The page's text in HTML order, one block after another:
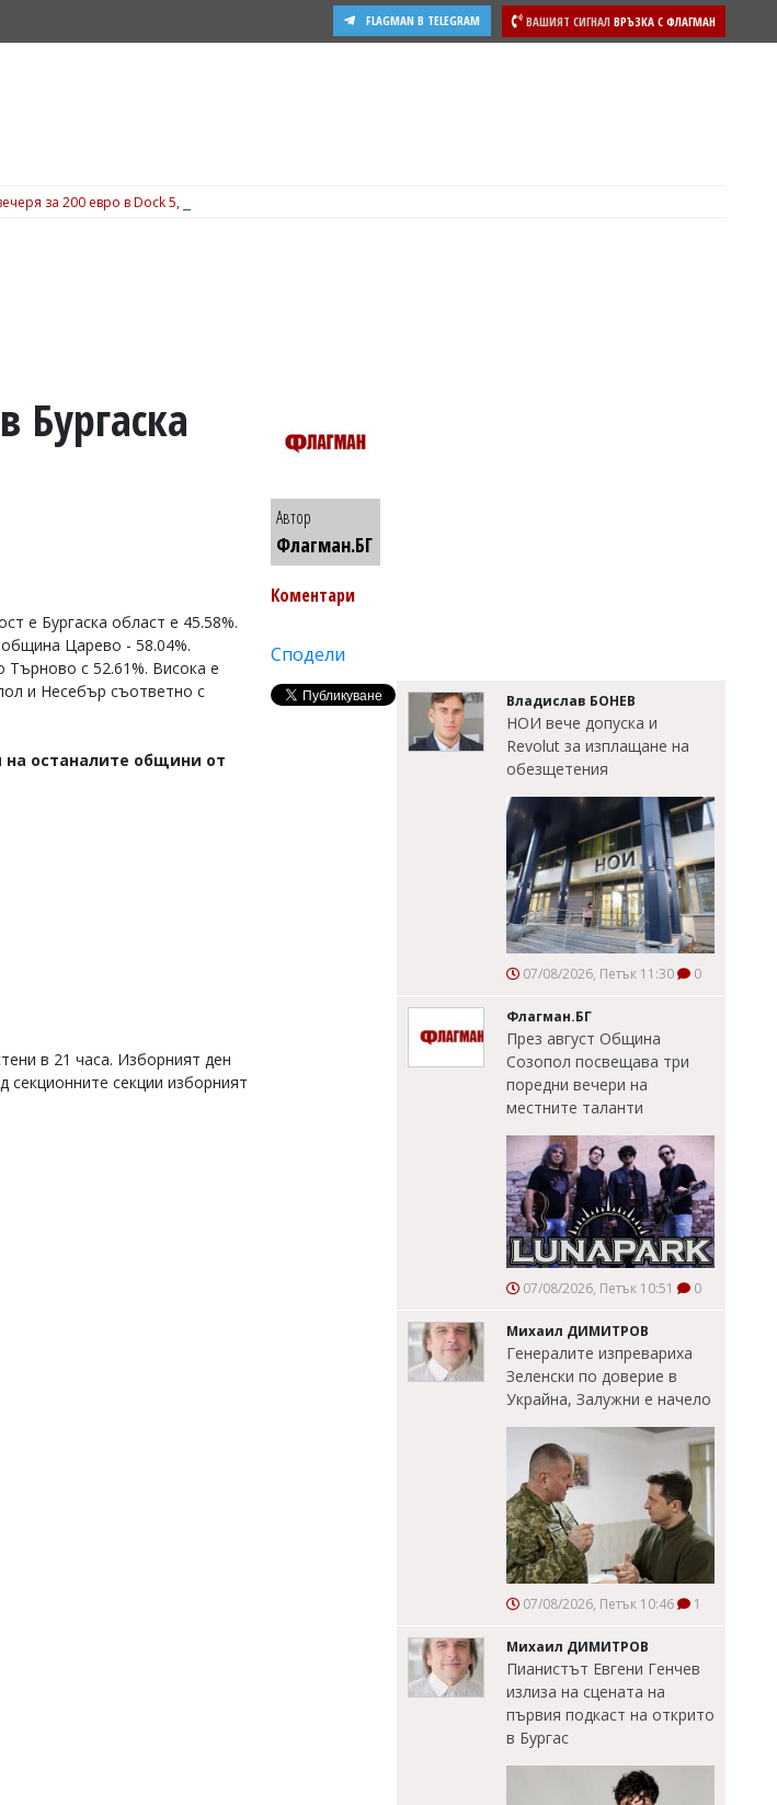
ВАШИЯТ СИГНАЛ ВРЪЗКА С ФЛАГМАН
FLAGMAN В TELEGRAM
за 200 евро в Dock 5, вижте подробности
Бургаска
е Бургаска област е 45.58%.
Царево - 58.04%.
с 52.61%. Висока е
и Несебър съответно с
на останалите общини от
в 21 часа. Изборният ден
секции изборният
Автор
Флагман.БГ
Коментари
Сподели
Владислав БОНЕВ
НОИ вече допуска и
Revolut за изплащане на
обезщетения
07/08/2026, Петък 11:30 0
Флагман.БГ
През август Община
Созопол посвещава три
поредни вечери на
местните таланти
07/08/2026, Петък 10:51 0
Михаил ДИМИТРОВ
Генералите изпревариха
Зеленски по доверие в
Украйна, Залужни е начело
07/08/2026, Петък 10:46 1
Михаил ДИМИТРОВ
Пианистът Евгени Генчев
излиза на сцената на
първия подкаст на открито
в Бургас